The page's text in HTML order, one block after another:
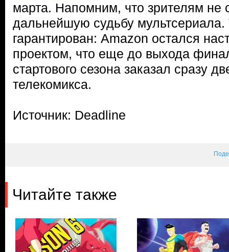
марта. Напомним, что зрителям не
дальнейшую судьбу мультсериала.
гарантирован: Amazon остался
проектом, что еще до выхода
стартового сезона заказал сразу
телекомикса.
Источник: Deadline
Читайте также